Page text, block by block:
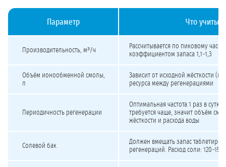
Параметр Что
Производительность, м³/ч
Рассчитывается по пиковому
коэффициентом запаса 1,1–1,3
Объём ионообменной смолы,
л
Зависит от исходной жёсткости
ресурса между регенерациями
Периодичность регенерации
Оптимальная частота 1 раз в
требуется чаще, значит объём
жёсткости и расхода воды
Солевой бак
Должен вмещать запас
регенераций. Расход соли: